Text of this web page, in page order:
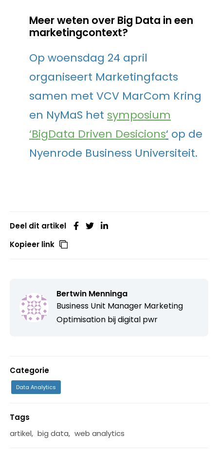
Meer weten over Big Data in een
marketingcontext?
Op woensdag 24 april
organiseert Marketingfacts
samen met VCV MarCom Kring
en NyMaS het symposium
‘BigData Driven Desicions‘ op de
Nyenrode Business Universiteit.
Deel dit artikel
Kopieer link
Bertwin Menninga
Business Unit Manager Marketing
Optimisation bijdigital pwr
Categorie
Data Analytics
Tags
artikel, big data, web analytics